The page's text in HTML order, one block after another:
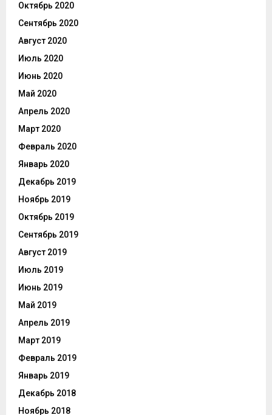
Октябрь 2020
Сентябрь 2020
Август 2020
Июль 2020
Июнь 2020
Май 2020
Апрель 2020
Март 2020
Февраль 2020
Январь 2020
Декабрь 2019
Ноябрь 2019
Октябрь 2019
Сентябрь 2019
Август 2019
Июль 2019
Июнь 2019
Май 2019
Апрель 2019
Март 2019
Февраль 2019
Январь 2019
Декабрь 2018
Ноябрь 2018